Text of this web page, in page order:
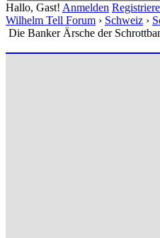
Hallo, Gast! Anmelden
Wilhelm Tell Forum › Schweiz ›
Die Banker Ärsche der